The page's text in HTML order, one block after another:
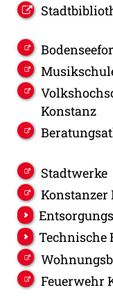
Konstanz
Stadtwerke
Konstanzer
Technische
Feuerwehr